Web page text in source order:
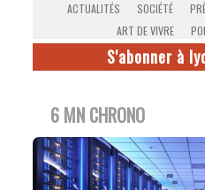
ACTUALITÉS SOCIÉTÉ
ART DE VIVRE
S'abonner à
6 MN CHRONO